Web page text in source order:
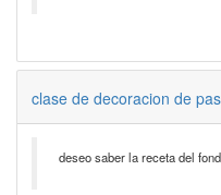
clase de decoracion de
deseo saber la receta del